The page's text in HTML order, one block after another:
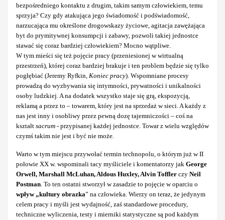
bezpośredniego kontaktu z drugim, takim samym człowiekiem, temu
sprzyja? Czy gdy atakująca jego świadomość i podświadomość,
narzucająca mu określone drogowskazy życiowe, agitacja zawężająca
byt do prymitywnej konsumpcji i zabawy, pozwoli takiej jednostce
stawać się coraz bardziej człowiekiem? Mocno wątpliwe.
W tym mieści się też pojęcie pracy (przeniesionej w wirtualną
przestrzeń), której coraz bardziej brakuje i ten problem będzie się tylko
pogłębiać (Jeremy Ryfkin, Koniec pracy). Wspomniane procesy
prowadzą do wyzbywania się intymności, prywatności i unikalności
osoby ludzkiej. A na dodatek wszystko staje się grą, ekspozycją,
reklamą a przez to – towarem, który jest na sprzedaż w sieci. A każdy z
nas jest inny i osobliwy przez pewną dozę tajemniczości – coś na
kształt sacrum - przypisanej każdej jednostce. Towar z wielu względów
czymś takim nie jest i być nie może.
Warto w tym miejscu przywołać termin technopolu, o którym już w II
połowie XX w. wspominali tacy myśliciele i komentatorzy jak George
Orwell, Marshall McLuhan, Aldous Huxley, Alvin Toffler czy Neil
Postman. To ten ostatni stworzył w zasadzie to pojęcie w oparciu o
wpływ „kultury obrazka” na człowieka. Wierzy on teraz, że jedynym
celem pracy i myśli jest wydajność, zaś standardowe procedury,
techniczne wyliczenia, testy i mierniki statystyczne są pod każdym